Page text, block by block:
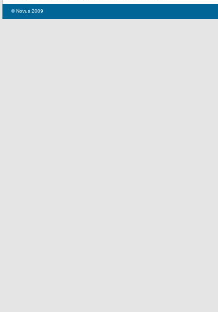
© Novus 2009